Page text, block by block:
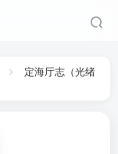
定海厅志（光绪